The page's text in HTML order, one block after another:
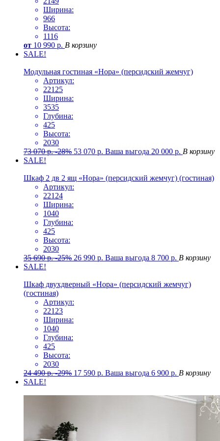
Ширина:
966
Высота:
1116
от 10 990 р. В корзину
SALE!
Модульная гостиная «Нора» (персидский жемчуг)
Артикул:
22125
Ширина:
3535
Глубина:
425
Высота:
2030
73 070р. -28% 53 070 р. Ваша выгода 20 000 р. В корзину
SALE!
Шкаф 2 дв 2 ящ «Нора» (персидский жемчуг) (гостиная)
Артикул:
22124
Ширина:
1040
Глубина:
425
Высота:
2030
35 690р. -25% 26 990 р. Ваша выгода 8 700 р. В корзину
SALE!
Шкаф двухдверный «Нора» (персидский жемчуг)
(гостиная)
Артикул:
22123
Ширина:
1040
Глубина:
425
Высота:
2030
24 490р. -29% 17 590 р. Ваша выгода 6 900 р. В корзину
SALE!